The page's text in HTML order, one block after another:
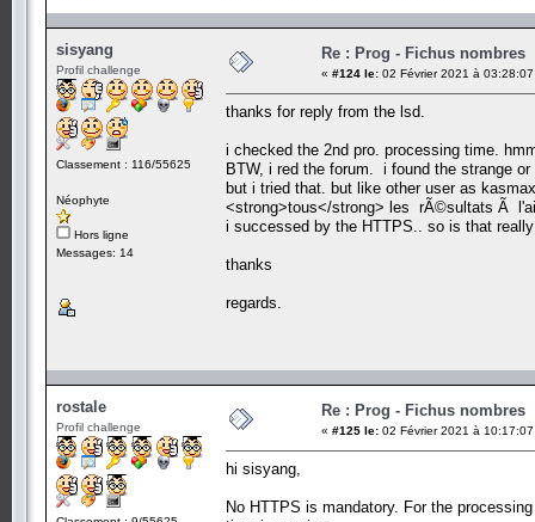
sisyang
Profil challenge
Classement : 116/55625
Néophyte
Hors ligne
Messages: 14
Re : Prog - Fichus nombres
« #124 le: 02 Février 2021 à
thanks for reply from the lsd.
i checked the 2nd pro. processing time.
BTW, i red the forum. i found the strange
but i tried that. but like other user as
<strong>tous</strong> les rÃ©sultats Ã
i successed by the HTTPS.. so is that
thanks
regards.
rostale
Profil challenge
Re : Prog - Fichus nombres
« #125 le: 02 Février 2021 à
hi sisyang,
No HTTPS is mandatory. For the